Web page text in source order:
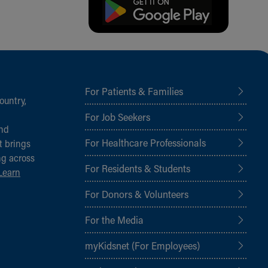
brings
across
For Patients & Families
For Job Seekers
For Healthcare Professionals
For Residents & Students
For Donors & Volunteers
For the Media
myKidsnet (For Employees)